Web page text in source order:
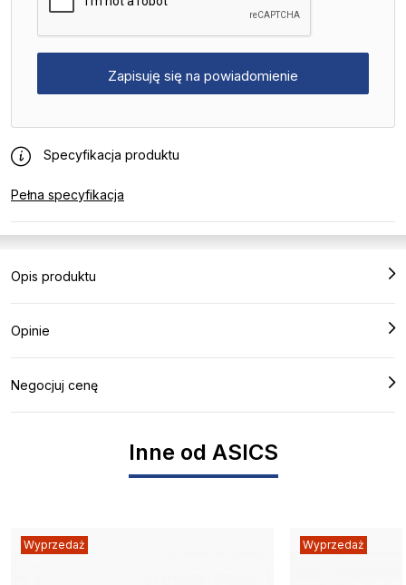
Specyfikacja produktu
Pełna specyfikacja
Opis produktu
Opinie
Negocjuj cenę
Inne od ASICS
Wyprzedaż Wyprzedaż